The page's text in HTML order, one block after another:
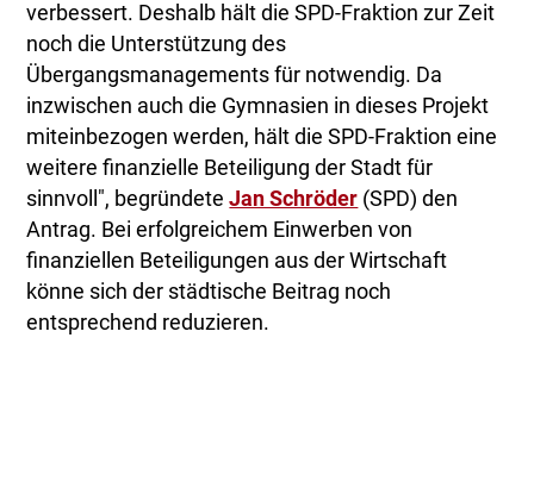
verbessert. Deshalb hält die SPD-Fraktion zur Zeit
noch die Unterstützung des
Übergangsmanagements für notwendig. Da
inzwischen auch die Gymnasien in dieses Projekt
miteinbezogen werden, hält die SPD-Fraktion eine
weitere finanzielle Beteiligung der Stadt für
sinnvoll", begründeteJan Schröder (SPD) den
Antrag. Bei erfolgreichem Einwerben von
finanziellen Beteiligungen aus der Wirtschaft
könne sich der städtische Beitrag noch
entsprechend reduzieren.